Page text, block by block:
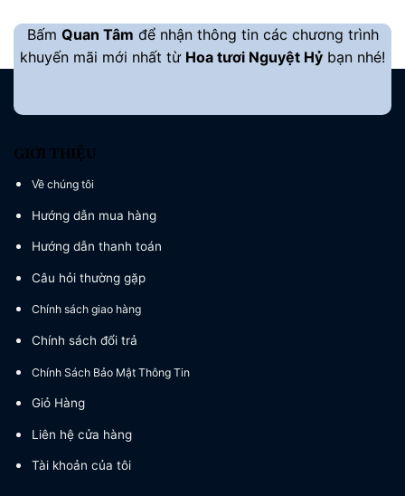
Bấm Quan Tâm để nhận thông tin các chương trình
khuyến mãi mới nhất từ Hoa tươi Nguyệt Hỷ bạn nhé!
GIỚI THIỆU
Về chúng tôi
Hướng dẫn mua hàng
Hướng dẫn thanh toán
Câu hỏi thường gặp
Chính sách giao hàng
Chính sách đổi trả
Chính Sách Bảo Mật Thông Tin
Giỏ Hàng
Liên hệ cửa hàng
Tài khoản của tôi